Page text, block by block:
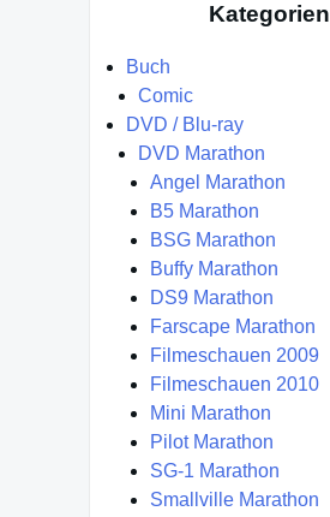
Kategorien
Buch
Comic
DVD / Blu-ray
DVD Marathon
Angel Marathon
B5 Marathon
BSG Marathon
Buffy Marathon
DS9 Marathon
Farscape Marathon
Filmeschauen 2009
Filmeschauen 2010
Mini Marathon
Pilot Marathon
SG-1 Marathon
Smallville Marathon